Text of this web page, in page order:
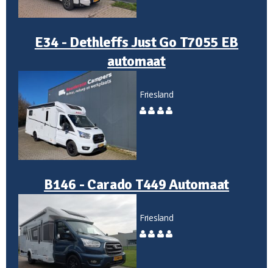
E34 - Dethleffs Just Go T7055 EB
automaat
Friesland
B146 - Carado T449 Automaat
Friesland